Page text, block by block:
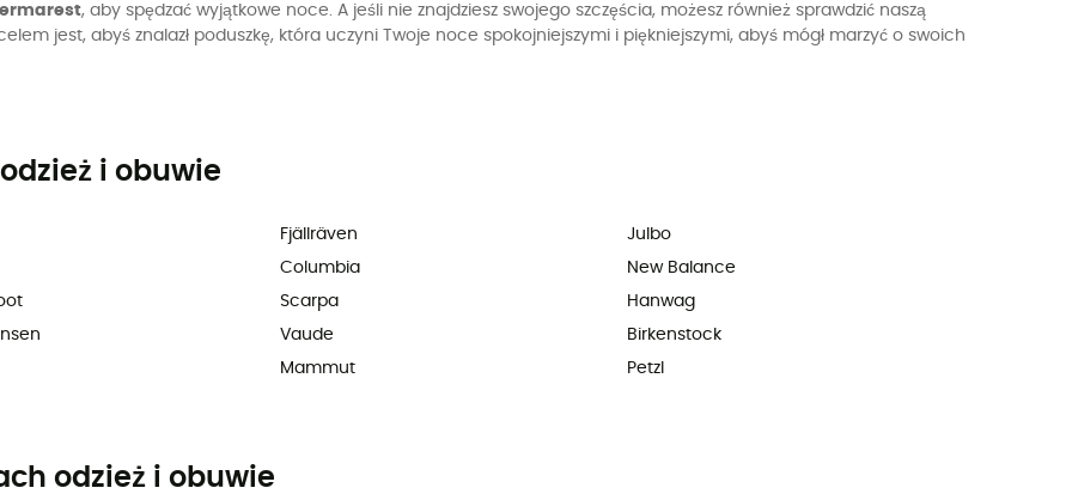
, aby spędzać wyjątkowe noce. A jeśli nie znajdziesz swojego szczęścia, możesz również sprawdzić naszą
jest, abyś znalazł poduszkę, która uczyni Twoje noce spokojniejszymi i piękniejszymi, abyś mógł marzyć o swoich
i obuwie
Fjällräven
Columbia
Scarpa
Vaude
Mammut
Julbo
New Balance
Hanwag
Birkenstock
Petzl
odzież i obuwie